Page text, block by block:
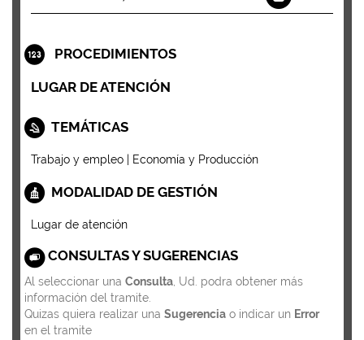
PROCEDIMIENTOS
LUGAR DE ATENCIÓN
TEMÁTICAS
Trabajo y empleo | Economía y Producción
MODALIDAD DE GESTIÓN
Lugar de atención
CONSULTAS Y SUGERENCIAS
Al seleccionar una Consulta , Ud. podra obtener más
información del tramite.
Quizas quiera realizar una Sugerencia o indicar un Error
en el tramite